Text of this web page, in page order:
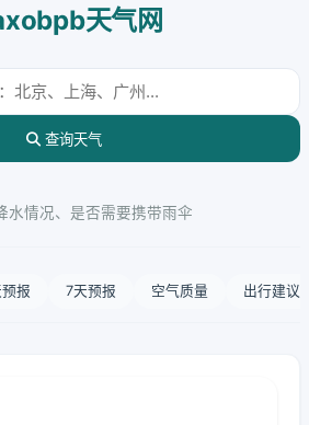
天气网
查询天气
水情况、是否需要携带雨伞
报 7天预报 空气质量 出行建议